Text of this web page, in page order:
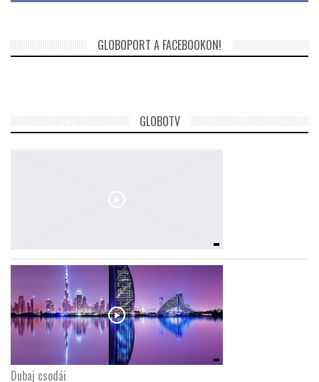
GLOBOPORT A FACEBOOKON!
GLOBOTV
Dubaj csodái